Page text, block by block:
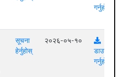
गर्नुहोस्
सूचना
हेर्नुहोस्
२०२६-०५-१०
डाउनलोड
गर्नुहोस्